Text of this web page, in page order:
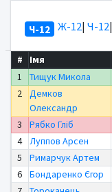
Ч-12 Ж-12| Ч-12|
# Імя
1
Тищук Микола
2
Демков
Олександр
3 Рябко Гліб
4
Луппов Арсен
5
Римарчук Артем
6
Бондаренко Єгор